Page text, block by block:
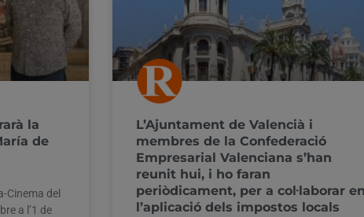
la
de
Cinema del
a l’1 de
L’Ajuntament de Valencià i
membres de la Confederació
Empresarial Valenciana s’han
reunit hui, i ho faran
periòdicament, per a col·laborar en
l’aplicació dels impostos locals